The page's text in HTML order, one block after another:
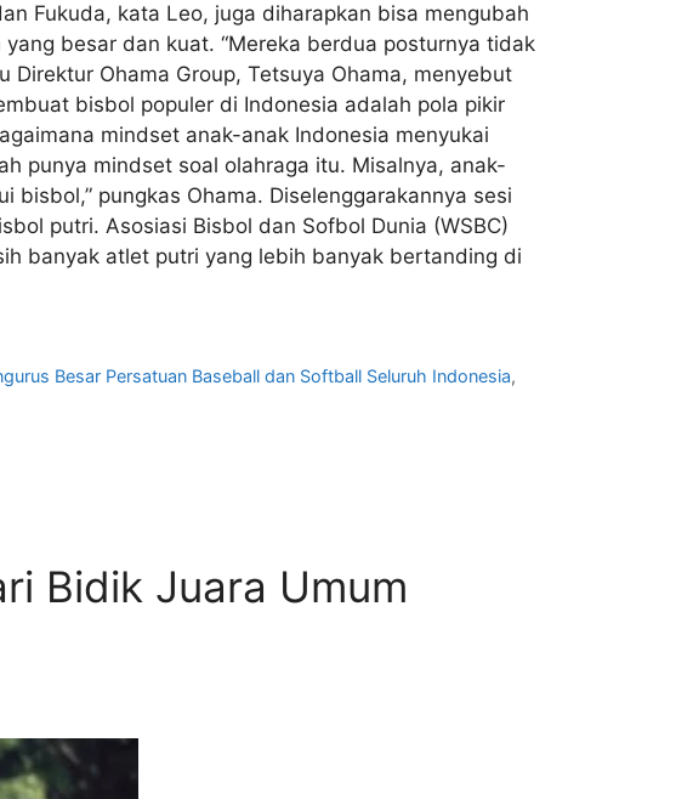
Fukuda, kata Leo, juga diharapkan bisa mengubah
besar dan kuat. “Mereka berdua posturnya tidak
Ohama Group, Tetsuya Ohama, menyebut
bisbol populer di Indonesia adalah pola pikir
mindset anak-anak Indonesia menyukai
punya mindset soal olahraga itu. Misalnya, anak-
pungkas Ohama. Diselenggarakannya sesi
putri. Asosiasi Bisbol dan Sofbol Dunia (WSBC)
banyak atlet putri yang lebih banyak bertanding di
Besar Persatuan Baseball dan Softball Seluruh Indonesia,
Bidik Juara Umum